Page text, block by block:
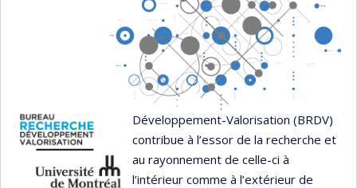
Développement-Valorisation (BRDV)
contribue à l’essor de la recherche et
au rayonnement de celle-ci à
l’intérieur comme à l’extérieur de